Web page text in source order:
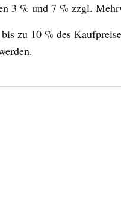
3 % und 7 % zzgl.
zu 10 % des